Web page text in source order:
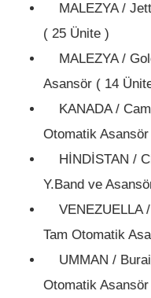
MALEZYA /
( 25 Ünite )
MALEZYA /
Asansör ( 14
KANADA /
Otomatik
HİNDİSTAN /
Y.Band ve
VENEZUELLA
Tam Otomatik
UMMAN /
Otomatik